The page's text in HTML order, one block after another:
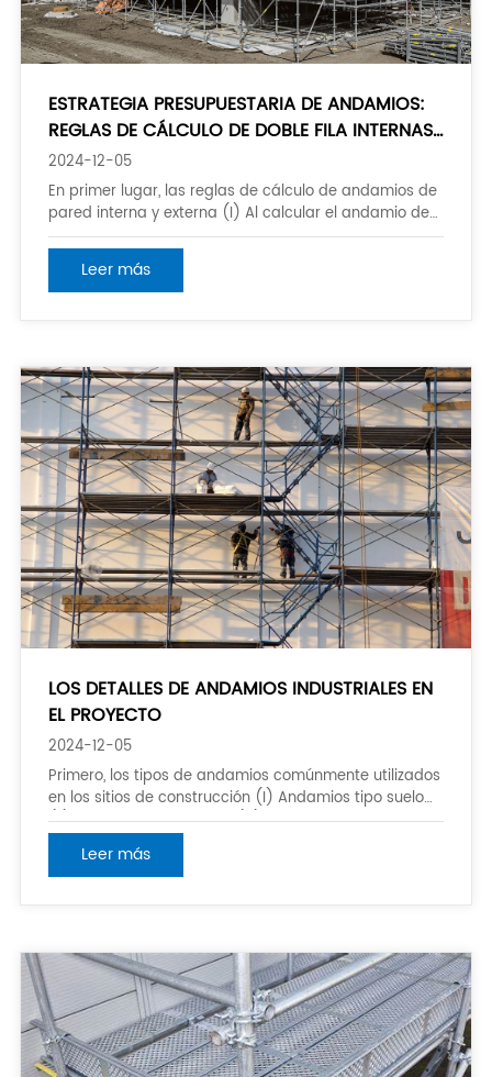
ESTRATEGIA PRESUPUESTARIA DE ANDAMIOS:
REGLAS DE CÁLCULO DE DOBLE FILA INTERNAS
Y EXTERNAS
2024-12-05
En primer lugar, las reglas de cálculo de andamios de
pared interna y externa (I) Al calcular el andamio de
la pared interna y externa, no se deducirá el área
ocupada por aberturas de puertas y ventanas,
aberturas de círculos vacíos, etc. (II) Cuando la altura
Leer más
LOS DETALLES DE ANDAMIOS INDUSTRIALES EN
EL PROYECTO
2024-12-05
Primero, los tipos de andamios comúnmente utilizados
en los sitios de construcción (I) Andamios tipo suelo
(Ii) Andamios tipo puerta (Iii) Andamios tipo tazón
(Iv) Andamios tipo socket (V) Andamios de piso
completo (Vi) Andamios en voladizo (Vii) Andamios
Leer más